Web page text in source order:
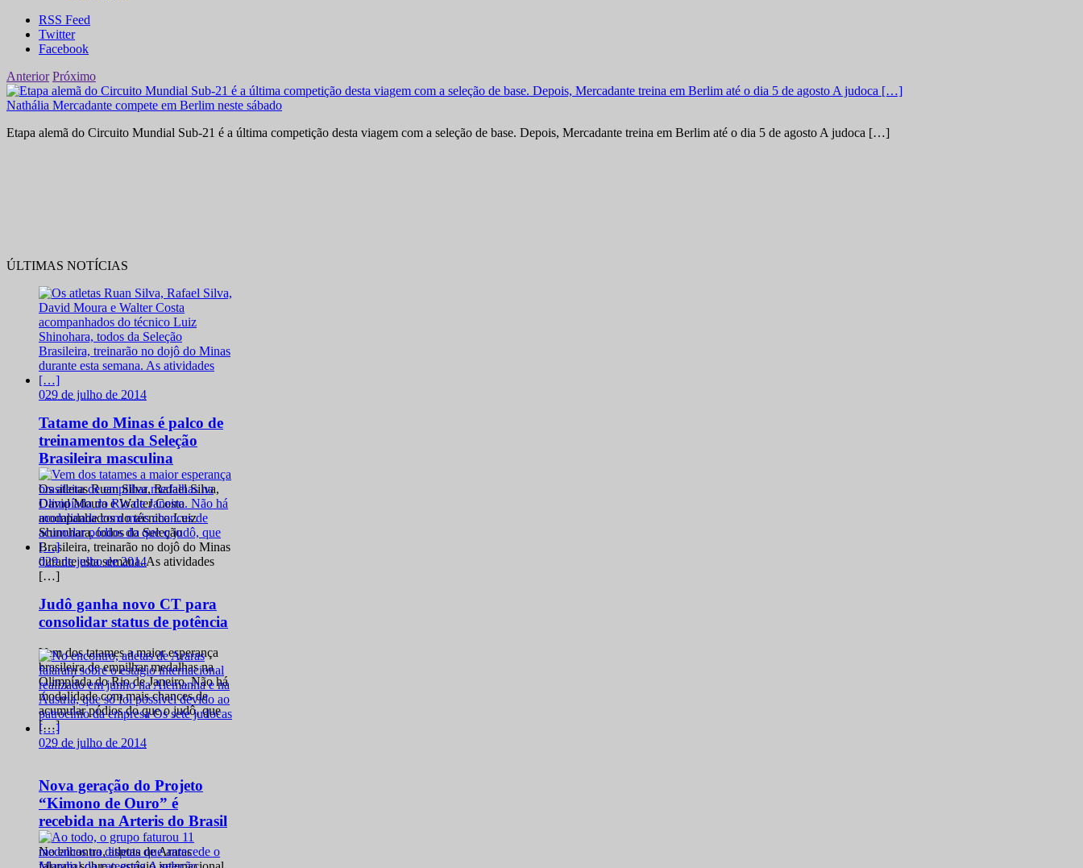
RSS Feed
Twitter
Facebook
Anterior Próximo
Nathália Mercadante compete em Berlim neste sábado
Etapa alemã do Circuito Mundial Sub-21 é a última competição desta viagem com a seleção de base. Depois, Mercadante treina em Berlim até o dia 5 de agosto A judoca […]
ÚLTIMAS NOTÍCIAS
029 de julho de 2014
Tatame do Minas é palco de
treinamentos da Seleção
Brasileira masculina
Os atletas Ruan Silva, Rafael Silva,
David Moura e Walter Costa
acompanhados do técnico Luiz
Shinohara, todos da Seleção
Brasileira, treinarão no dojô do Minas
durante esta semana. As atividades
[…]
029 de julho de 2014
Judô ganha novo CT para
consolidar status de potência
Vem dos tatames a maior esperança
brasileira de empilhar medalhas na
Olimpíada do Rio de Janeiro. Não há
modalidade com mais chances de
acumular pódios do que o judô, que
[…]
029 de julho de 2014
Nova geração do Projeto
“Kimono de Ouro” é
recebida na Arteris do Brasil
No encontro, atletas de Araras